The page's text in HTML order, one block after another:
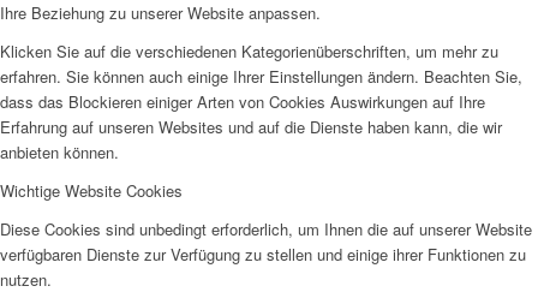
Ihre Beziehung zu unserer Website anpassen.
Klicken Sie auf die verschiedenen Kategorienüberschriften, um mehr zu
erfahren. Sie können auch einige Ihrer Einstellungen ändern. Beachten Sie,
dass das Blockieren einiger Arten von Cookies Auswirkungen auf Ihre
Erfahrung auf unseren Websites und auf die Dienste haben kann, die wir
anbieten können.
Wichtige Website Cookies
Diese Cookies sind unbedingt erforderlich, um Ihnen die auf unserer Website
verfügbaren Dienste zur Verfügung zu stellen und einige ihrer Funktionen zu
nutzen.